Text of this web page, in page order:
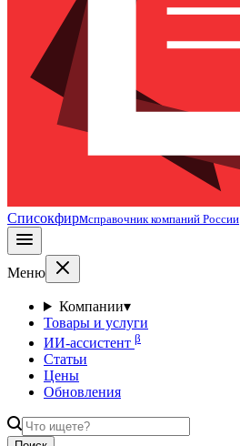
Списокфирмсправочник компаний России
Меню
Компании▾
Товары и услуги
ИИ-ассистент β
Статьи
Цены
Обновления